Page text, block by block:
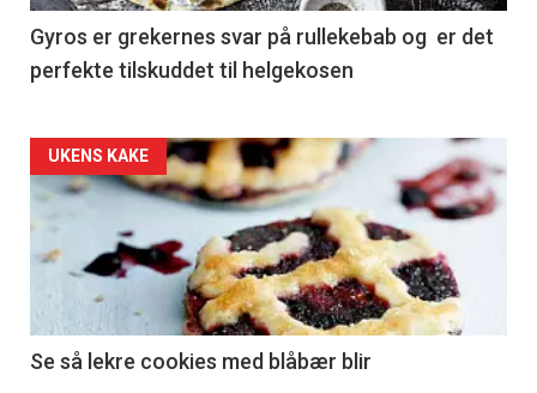
Gyros er grekernes svar på rullekebab og er det
perfekte tilskuddet til helgekosen
Forsiden
akkurat
nå
2
UKENS KAKE
Se så lekre cookies med blåbær blir